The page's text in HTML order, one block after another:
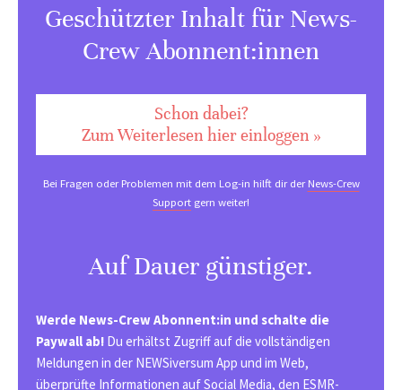
Geschützter Inhalt für News-
Crew Abonnent:innen
Schon dabei?
Zum Weiterlesen hier einloggen »
Bei Fragen oder Problemen mit dem Log-in hilft dir derNews-Crew
Support gern weiter!
Auf Dauer günstiger.
Werde News-Crew Abonnent:in und schalte die
Paywall ab! Du erhältst Zugriff auf die vollständigen
Meldungen in der NEWSiversum App und im Web,
überprüfte Informationen auf Social Media, den ESMR-